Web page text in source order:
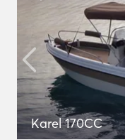
Karel 170CC